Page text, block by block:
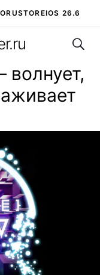
RUSTOREIOS 26.6
ROBLOX